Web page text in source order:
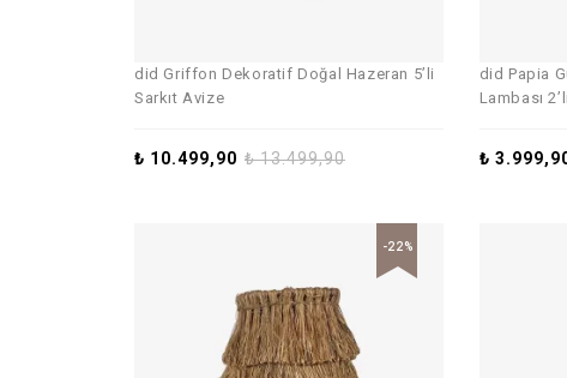
did Griffon Dekoratif Doğal Hazeran 5’li
Sarkıt Avize
₺13.499,90
₺ 10.499,90
did Papia
Lambası
₺
-22%